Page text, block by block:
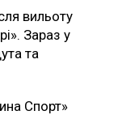
вильоту
Зараз у
та
Спорт»